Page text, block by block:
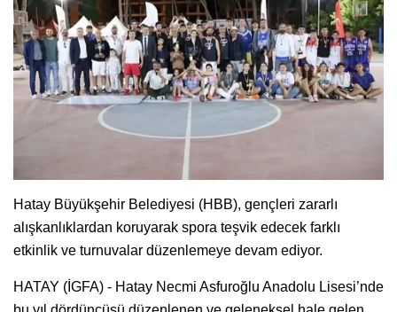
Hatay Büyükşehir Belediyesi (HBB), gençleri zararlı
alışkanlıklardan koruyarak spora teşvik edecek farklı
etkinlik ve turnuvalar düzenlemeye devam ediyor.
HATAY (İGFA) - Hatay Necmi Asfuroğlu Anadolu Lisesi’nde